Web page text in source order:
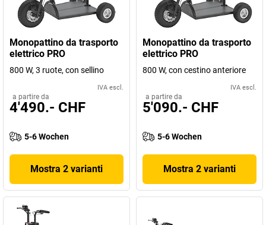
Monopattino da trasporto
elettrico PRO
800 W, 3 ruote, con sellino
IVA escl.
a partire da
4'490.- CHF
5-6 Wochen
Mostra 2 varianti
Monopattino da trasporto
elettrico PRO
800 W, con cestino anteriore
IVA escl.
a partire da
5'090.- CHF
5-6 Wochen
Mostra 2 varianti